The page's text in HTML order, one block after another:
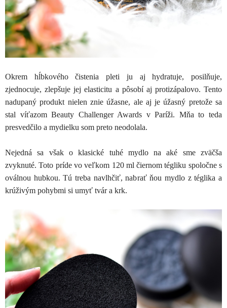
Okrem hĺbkového čistenia pleti ju aj hydratuje, posilňuje,
zjednocuje, zlepšuje jej elasticitu a pôsobí aj protizápalovo. Tento
nadupaný produkt nielen znie úžasne, ale aj je úžasný pretože sa
stal víťazom Beauty Challenger Awards v Paríži. Mňa to teda
presvedčilo a mydielku som preto neodolala.
Nejedná sa však o klasické tuhé mydlo na aké sme zväčša
zvyknuté. Toto príde vo veľkom 120 ml čiernom tégliku spoločne s
oválnou hubkou. Tú treba navlhčiť, nabrať ňou mydlo z téglika a
krúživým pohybmi si umyť tvár a krk.